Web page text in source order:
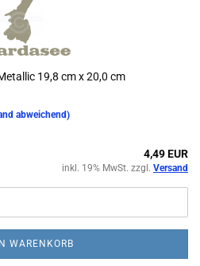
19,8 cm x 20,0 cm
abweichend)
4,49 EUR
inkl. 19% MwSt. zzgl. Versand
WARENKORB